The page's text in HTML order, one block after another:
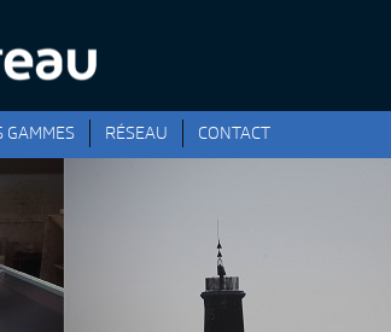
GAMMES RÉSEAU CONTACT